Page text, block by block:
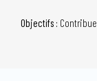
Objectifs :